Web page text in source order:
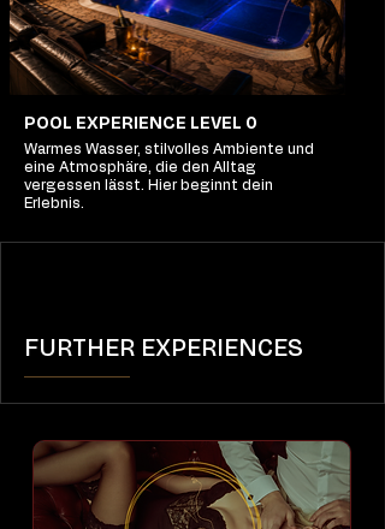
POOL EXPERIENCE LEVEL 0
Warmes Wasser, stilvolles Ambiente und
eine Atmosphäre, die den Alltag
vergessen lässt. Hier beginnt dein
Erlebnis.
FURTHER EXPERIENCES